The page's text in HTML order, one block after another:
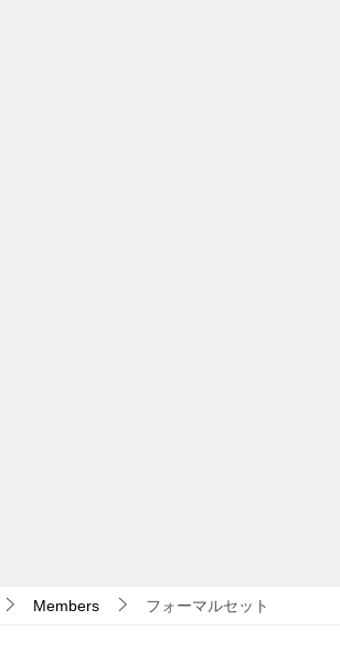
Members フォーマルセット